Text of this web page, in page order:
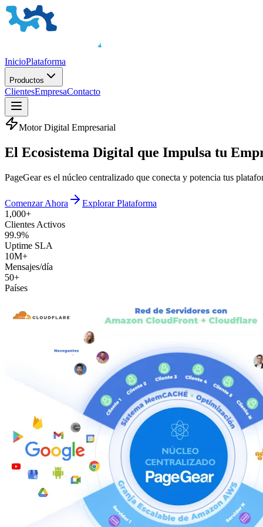
InicioPlataforma
Productos
ClientesEmpresaContacto
Motor Digital Empresarial
El Ecosistema Digital que Impulsa tu
PageGear es el núcleo centralizado que conecta y potencia tus
Comenzar Ahora
Explorar Plataforma
1,000+
Clientes Activos
99.9%
Uptime SLA
10M+
Mensajes/día
50+
Países